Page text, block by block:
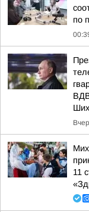
по
11